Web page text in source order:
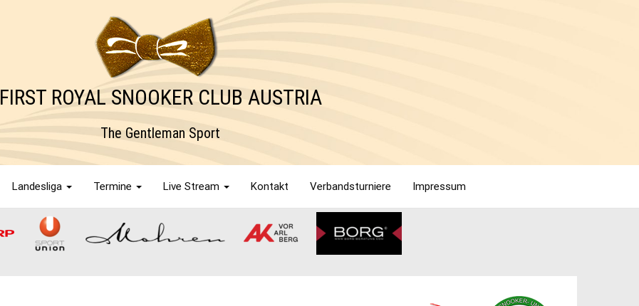
FIRST ROYAL SNOOKER CLUB AUSTRIA
The Gentleman Sport
Landesliga Termine Live Stream Kontakt Verbandsturniere Impressum